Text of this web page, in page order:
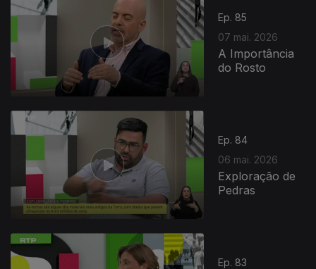
Ep. 85
07 mai. 2026
A Importância
do Rosto
Ep. 84
06 mai. 2026
Exploração de
Pedras
Ep. 83